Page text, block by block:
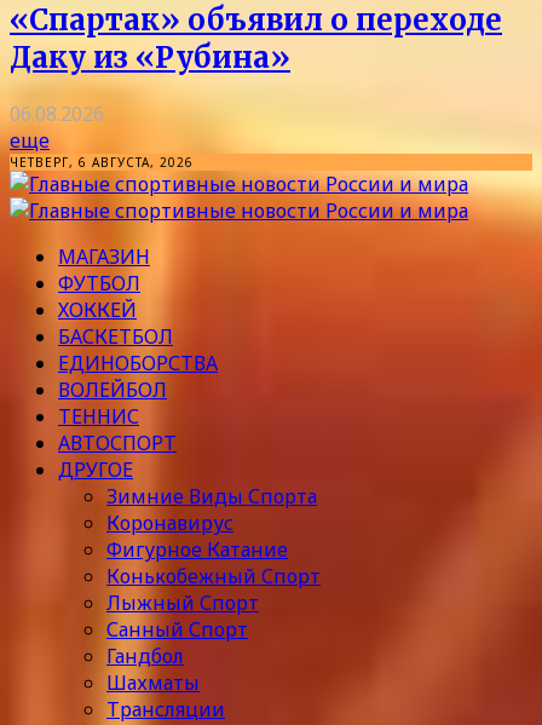
«Спартак» объявил о переходе
Даку из «Рубина»
06.08.2026
еще
ЧЕТВЕРГ, 6 АВГУСТА, 2026
МАГАЗИН
ФУТБОЛ
ХОККЕЙ
БАСКЕТБОЛ
ЕДИНОБОРСТВА
ВОЛЕЙБОЛ
ТЕННИС
АВТОСПОРТ
ДРУГОЕ
Зимние Виды Спорта
Коронавирус
Фигурное Катание
Конькобежный Спорт
Лыжный Спорт
Санный Спорт
Гандбол
Шахматы
Трансляции